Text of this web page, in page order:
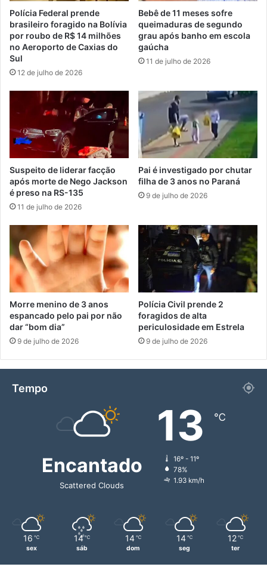
Polícia Federal prende
brasileiro foragido na Bolívia
por roubo de R$ 14 milhões
no Aeroporto de Caxias do
Sul
12 de julho de 2026
Bebê de 11 meses sofre
queimaduras de segundo
grau após banho em escola
gaúcha
11 de julho de 2026
Suspeito de liderar facção
após morte de Nego Jackson
é preso na RS-135
11 de julho de 2026
Pai é investigado por chutar
filha de 3 anos no Paraná
9 de julho de 2026
Morre menino de 3 anos
espancado pelo pai por não
dar “bom dia”
9 de julho de 2026
Polícia Civil prende 2
foragidos de alta
periculosidade em Estrela
9 de julho de 2026
Tempo
Encantado
Scattered Clouds
13 ℃
16º - 11º
78%
1.93 km/h
16 ℃
sex
14 ℃
sáb
14 ℃
dom
14 ℃
seg
12 ℃
ter